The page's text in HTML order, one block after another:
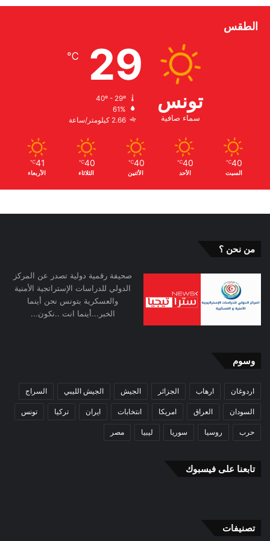
والضغط عليها بتسريب الإرهابيين إليها.
معبرا في ذات الوقت عن استغرابه من المجتمع
الدولي الذي يقف موقف المتفرج بنقل الآلاف
المرتزقة السوريين إلى ليبيا.
الطقس
تونس
سماء صافية
29
℃
61%
2.66 كيلومتر/ساعة
40
℃
السبت
40
℃
الأحد
40
℃
الأثنين
40
℃
الثلاثاء
41
℃
الأربعاء
من نحن ؟
صحيفة رقمية دولية تصدر عن المركز
الدولي للدراسات الإستراتجية الأمنية
والعسكرية بتونس نحن أينما
الخبر...أينما انت ..نكون...
وسوم
اردوغان ارهاب الجزائر الجيش الجيش الليبي السراج
السودان العراق امريكا انتخابات ايران تركيا تونس
حرب روسيا سوريا ليبيا مصر
تابعنا على فيسبوك
تصنيفات